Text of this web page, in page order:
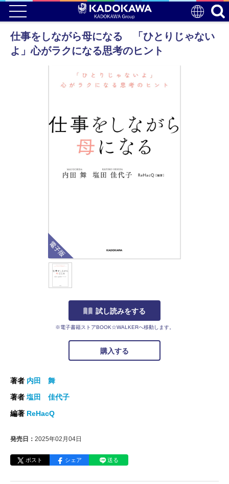
仕事をしながら母になる 「ひとりじゃない
よ」心がラクになる思考のヒント
試し読みをする
※電子書籍ストアBOOK☆WALKERへ移動します。
購入する
著者 内田 舞
著者 塩田 佳代子
編著 ReHacQ
発売日： 2025年02月04日
ポスト シェア 送る